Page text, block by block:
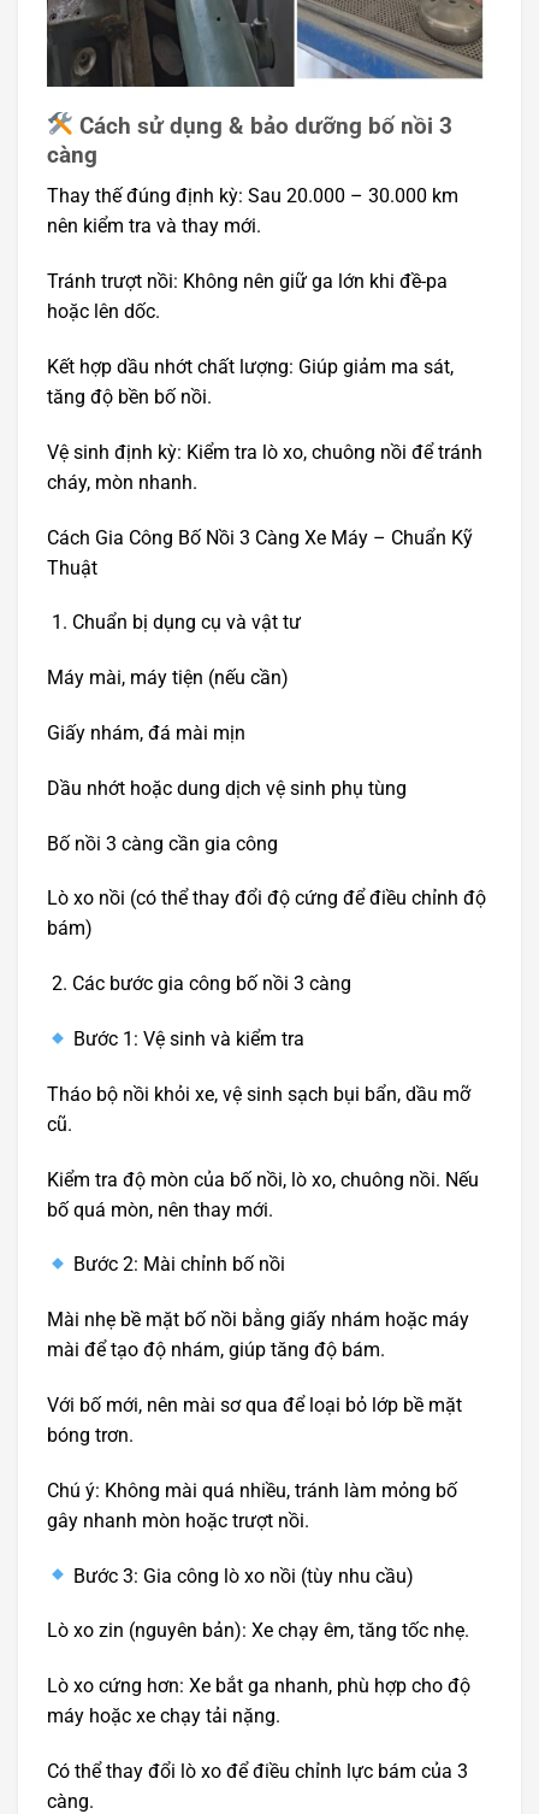
Cách sử dụng & bảo dưỡng bố nồi 3
càng
Thay thế đúng định kỳ: Sau 20.000 – 30.000 km
nên kiểm tra và thay mới.
Tránh trượt nồi: Không nên giữ ga lớn khi đề-pa
hoặc lên dốc.
Kết hợp dầu nhớt chất lượng: Giúp giảm ma sát,
tăng độ bền bố nồi.
Vệ sinh định kỳ: Kiểm tra lò xo, chuông nồi để tránh
cháy, mòn nhanh.
Cách Gia Công Bố Nồi 3 Càng Xe Máy – Chuẩn Kỹ
Thuật
Chuẩn bị dụng cụ và vật tư
Máy mài, máy tiện (nếu cần)
Giấy nhám, đá mài mịn
Dầu nhớt hoặc dung dịch vệ sinh phụ tùng
Bố nồi 3 càng cần gia công
Lò xo nồi (có thể thay đổi độ cứng để điều chỉnh độ
bám)
Các bước gia công bố nồi 3 càng
Bước 1: Vệ sinh và kiểm tra
Tháo bộ nồi khỏi xe, vệ sinh sạch bụi bẩn, dầu mỡ
cũ.
Kiểm tra độ mòn của bố nồi, lò xo, chuông nồi. Nếu
bố quá mòn, nên thay mới.
Bước 2: Mài chỉnh bố nồi
Mài nhẹ bề mặt bố nồi bằng giấy nhám hoặc máy
mài để tạo độ nhám, giúp tăng độ bám.
Với bố mới, nên mài sơ qua để loại bỏ lớp bề mặt
bóng trơn.
Chú ý: Không mài quá nhiều, tránh làm mỏng bố
gây nhanh mòn hoặc trượt nồi.
Bước 3: Gia công lò xo nồi (tùy nhu cầu)
Lò xo zin (nguyên bản): Xe chạy êm, tăng tốc nhẹ.
Lò xo cứng hơn: Xe bắt ga nhanh, phù hợp cho độ
máy hoặc xe chạy tải nặng.
Có thể thay đổi lò xo để điều chỉnh lực bám của 3
càng.